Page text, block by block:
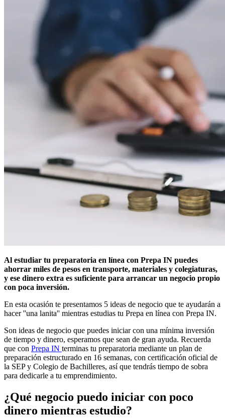
Al estudiar tu preparatoria en línea con Prepa IN puedes
ahorrar miles de pesos en transporte, materiales y colegiaturas,
y ese dinero extra es suficiente para arrancar un negocio propio
con poca inversión.
En esta ocasión te presentamos 5 ideas de negocio que te ayudarán a
hacer ''una lanita'' mientras estudias tu Prepa en línea con Prepa IN.
Son ideas de negocio que puedes iniciar con una mínima inversión
de tiempo y dinero, esperamos que sean de gran ayuda. Recuerda
que con Prepa IN terminas tu preparatoria mediante un plan de
preparación estructurado en 16 semanas, con certificación oficial de
la SEP y Colegio de Bachilleres, así que tendrás tiempo de sobra
para dedicarle a tu emprendimiento.
¿Qué negocio puedo iniciar con poco
dinero mientras estudio?